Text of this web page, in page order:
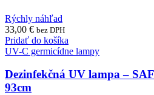
Rýchly náhľad
33,00 € bez DPH
Pridať do košíka
UV-C germicídne lampy
Dezinfekčná UV lampa –
93cm